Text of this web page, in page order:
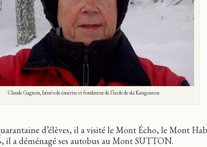
Claude Gagnon, bénévole émérite et fondateur de l’école de ski Kangourou
d’élèves, il a visité le Mont Écho, le Mont
il a déménagé ses autobus au Mont SUTTON.